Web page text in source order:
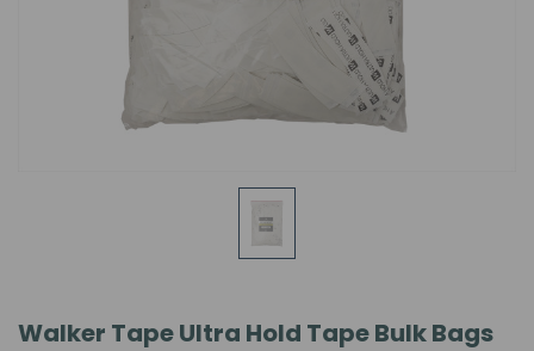
Walker Tape Ultra Hold Tape Bulk Bags